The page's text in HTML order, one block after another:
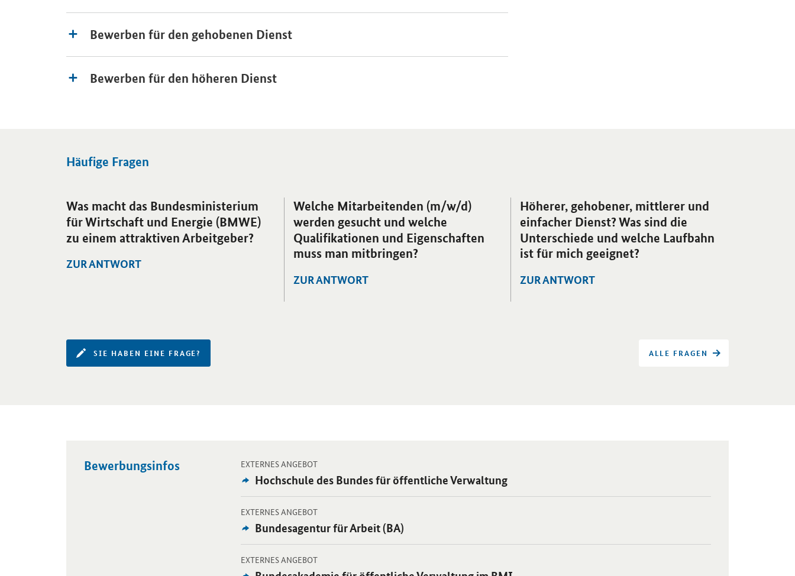
Bewerben für den gehobenen Dienst
Bewerben für den höheren Dienst
Häufige Fragen
Was macht das Bundesministerium
für Wirtschaft und Energie (BMWE)
zu einem attraktiven Arbeitgeber?
ZUR ANTWORT
Welche Mitarbeitenden (m/w/d)
werden gesucht und welche
Qualifikationen und Eigenschaften
muss man mitbringen?
ZUR ANTWORT
Höherer, gehobener, mittlerer und
einfacher Dienst? Was sind die
Unterschiede und welche Laufbahn
ist für mich geeignet?
ZUR ANTWORT
SIE HABEN EINE FRAGE? ALLE FRAGEN
Bewerbungsinfos EXTERNES ANGEBOT-
Externes
Angebot:
Hochschule des Bundes für öffentliche Verwaltung
Öffnet Einzelsicht
EXTERNES ANGEBOT-
Externes
Angebot:
Bundesagentur für Arbeit (BA)
Öffnet Einzelsicht
EXTERNES ANGEBOT-
Externes
Öffnet Einzelsicht